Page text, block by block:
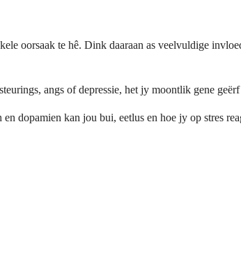
oorsaak te hê. Dink daaraan as veelvuldige
angs of depressie, het jy moontlik gene
dopamien kan jou bui, eetlus en hoe jy op stres